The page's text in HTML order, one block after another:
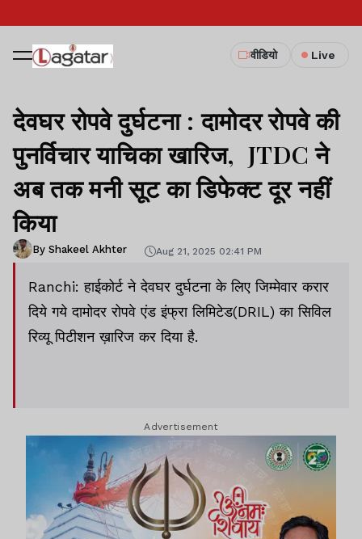
वीडियो Live
देवघर रोपवे दुर्घटना : दामोदर रोपवे की
पुनर्विचार याचिका खारिज, JTDC ने
अब तक मनी सूट का डिफेक्ट दूर नहीं
किया
By Shakeel Akhter Aug 21, 2025 02:41 PM
Ranchi: हाईकोर्ट ने देवघर दुर्घटना के लिए जिम्मेवार करार
दिये गये दामोदर रोपवे एंड इंफ्रा लिमिटेड(DRIL) का सिविल
रिव्यू पिटीशन ख़ारिज कर दिया है.
Advertisement